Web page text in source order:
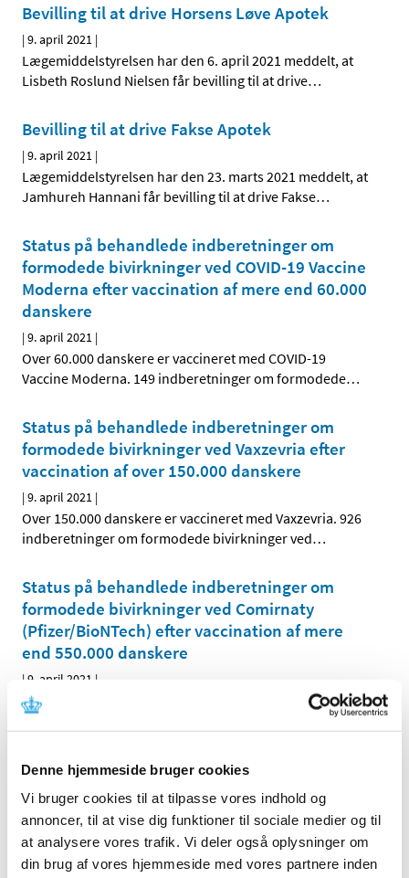
Denne hjemmeside bruger cookies
Vi bruger cookies til at tilpasse vores indhold og
annoncer, til at vise dig funktioner til sociale medier og til
at analysere vores trafik. Vi deler også oplysninger om
din brug af vores hjemmeside med vores partnere inden
Bevilling til at drive Horsens Løve Apotek
|9. april 2021 |
Lægemiddelstyrelsen har den 6. april 2021 meddelt, at
Lisbeth Roslund Nielsen får bevilling til at drive…
Bevilling til at drive Fakse Apotek
|9. april 2021 |
Lægemiddelstyrelsen har den 23. marts 2021 meddelt, at
Jamhureh Hannani får bevilling til at drive Fakse…
Status på behandlede indberetninger om
formodede bivirkninger ved COVID-19 Vaccine
Moderna efter vaccination af mere end 60.000
danskere
|9. april 2021 |
Over 60.000 danskere er vaccineret med COVID-19
Vaccine Moderna. 149 indberetninger om formodede…
Status på behandlede indberetninger om
formodede bivirkninger ved Vaxzevria efter
vaccination af over 150.000 danskere
|9. april 2021 |
Over 150.000 danskere er vaccineret med Vaxzevria. 926
indberetninger om formodede bivirkninger ved…
Status på behandlede indberetninger om
formodede bivirkninger ved Comirnaty
(Pfizer/BioNTech) efter vaccination af mere
end 550.000 danskere
|9. april 2021 |
Over 550.000 danskere er vaccineret med Comirnaty.
1.529 indberetninger om formodede bivirkninger ved…
Naturlægemidlet "HUSK PSYLLIUM-frøskaller,
kapsler" tilbagekaldes efter salmonellaudbrud
|9. april 2021|
En række partier af naturlægemidlet "HUSK PSYLLIUM-
frøskaller, kapsler" tilbagekaldes pga. fund af…